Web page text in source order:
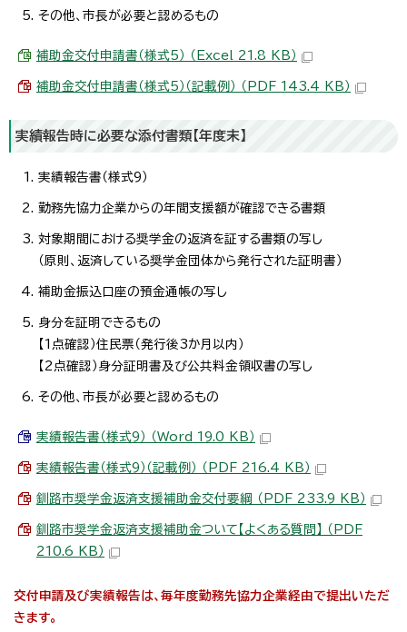
その他、市長が必要と認めるもの
補助金交付申請書（様式5） （Excel 21.8 KB）
補助金交付申請書（様式5）（記載例） （PDF 143.4 KB）
実績報告時に必要な添付書類【年度末】
実績報告書（様式9）
勤務先協力企業からの年間支援額が確認できる書類
対象期間における奨学金の返済を証する書類の写し
（原則、返済している奨学金団体から発行された証明書）
補助金振込口座の預金通帳の写し
身分を証明できるもの
【1点確認）住民票（発行後3か月以内）
【2点確認）身分証明書及び公共料金領収書の写し
その他、市長が必要と認めるもの
実績報告書（様式9） （Word 19.0 KB）
実績報告書（様式9）（記載例） （PDF 216.4 KB）
釧路市奨学金返済支援補助金交付要綱 （PDF 233.9 KB）
釧路市奨学金返済支援補助金ついて【よくある質問】 （PDF
210.6 KB）
交付申請及び実績報告は、毎年度勤務先協力企業経由で提出いただ
きます。